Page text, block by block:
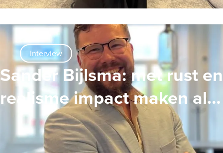
Interview
Sander Bijlsma: met rust en
realisme impact maken als
Interim HR Adviseur